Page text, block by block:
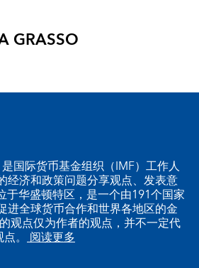
GRASSO
国际货币基金组织（IMF）工作人
经济和政策问题分享观点、发表意
于华盛顿特区，是一个由191个国家
进全球货币合作和世界各地区的金
观点仅为作者的观点，并不一定代
。 阅读更多